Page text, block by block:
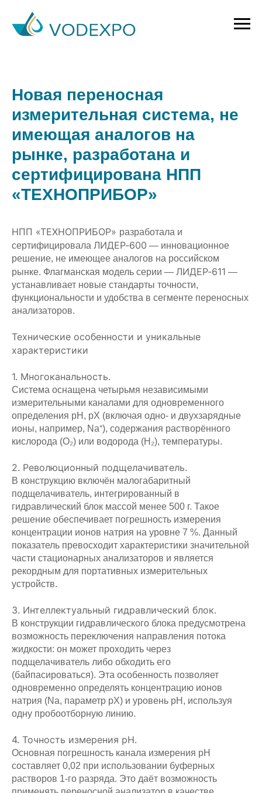
Новая переносная
измерительная система, не
имеющая аналогов на
рынке, разработана и
сертифицирована НПП
«ТЕХНОПРИБОР»
НПП «ТЕХНОПРИБОР» разработала и
сертифицировала ЛИДЕР‑600 — инновационное
решение, не имеющее аналогов на российском
рынке. Флагманская модель серии — ЛИДЕР‑611 —
устанавливает новые стандарты точности,
функциональности и удобства в сегменте переносных
анализаторов.
Технические особенности и уникальные
характеристики
1. Многоканальность.
Система оснащена четырьмя независимыми
измерительными каналами для одновременного
определения pH, pX (включая одно‑ и двухзарядные
ионы, например, Na⁺), содержания растворённого
кислорода (O₂) или водорода (H₂), температуры.
2. Революционный подщелачиватель.
В конструкцию включён малогабаритный
подщелачиватель, интегрированный в
гидравлический блок массой менее 500 г. Такое
решение обеспечивает погрешность измерения
концентрации ионов натрия на уровне 7 %. Данный
показатель превосходит характеристики значительной
части стационарных анализаторов и является
рекордным для портативных измерительных
устройств.
3. Интеллектуальный гидравлический блок.
В конструкции гидравлического блока предусмотрена
возможность переключения направления потока
жидкости: он может проходить через
подщелачиватель либо обходить его
(байпасироваться). Эта особенность позволяет
одновременно определять концентрацию ионов
натрия (Na, параметр pX) и уровень pH, используя
одну пробоотборную линию.
4. Точность измерения pH.
Основная погрешность канала измерения pH
составляет 0,02 при использовании буферных
растворов 1‑го разряда. Это даёт возможность